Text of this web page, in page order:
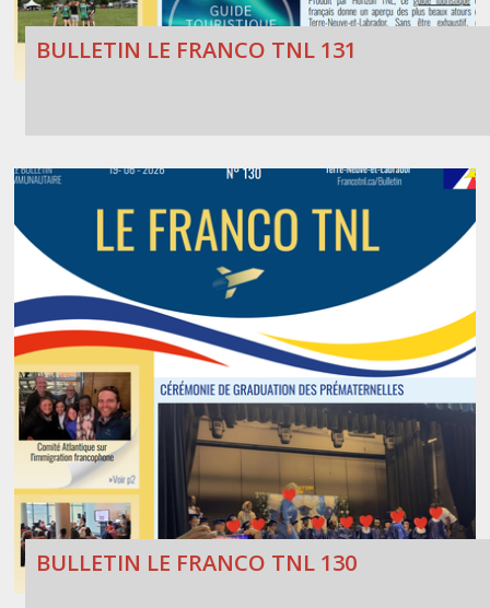
BULLETIN LE FRANCO TNL 131
BULLETIN LE FRANCO TNL 130